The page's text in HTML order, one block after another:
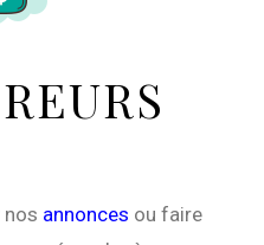
nos annonces ou faire